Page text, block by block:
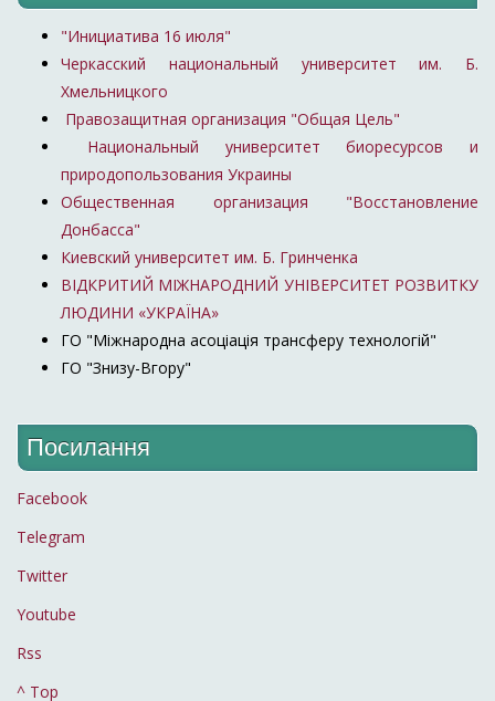
"Инициатива 16 июля"
Черкасский национальный университет им. Б.
Хмельницкого
Правозащитная организация "Общая Цель"
Национальный университет биоресурсов и
природопользования Украины
Общественная организация "Восстановление
Донбасса"
Киевский университет им. Б. Гринченка
ВІДКРИТИЙ МІЖНАРОДНИЙ УНІВЕРСИТЕТ РОЗВИТКУ
ЛЮДИНИ «УКРАЇНА»
ГО "Міжнародна асоціація трансферу технологій"
ГО "Знизу-Вгору"
Посилання
Facebook
Telegram
Twitter
Youtube
Rss
^ Top